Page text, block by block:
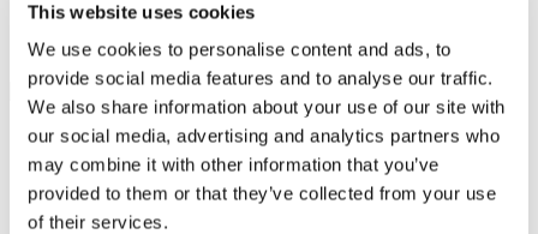
This website uses cookies
We use cookies to personalise content and ads, to
provide social media features and to analyse our traffic.
We also share information about your use of our site with
our social media, advertising and analytics partners who
may combine it with other information that you’ve
provided to them or that they’ve collected from your use
of their services.